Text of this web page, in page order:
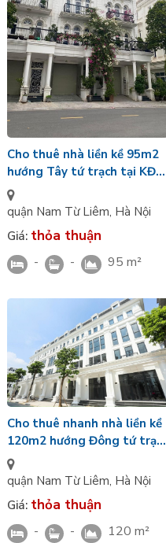
Cho thuê nhà liền kề 95m2
hướng Tây tứ trạch tại KĐT
Louis City Đại Mỗ
quận Nam Từ Liêm, Hà Nội
Giá: thỏa thuận
- - 95 m²
Cho thuê nhanh nhà liền kề
120m2 hướng Đông tứ trạch
tại KĐT Louis City Đại Mỗ
quận Nam Từ Liêm, Hà Nội
Giá: thỏa thuận
- - 120 m²